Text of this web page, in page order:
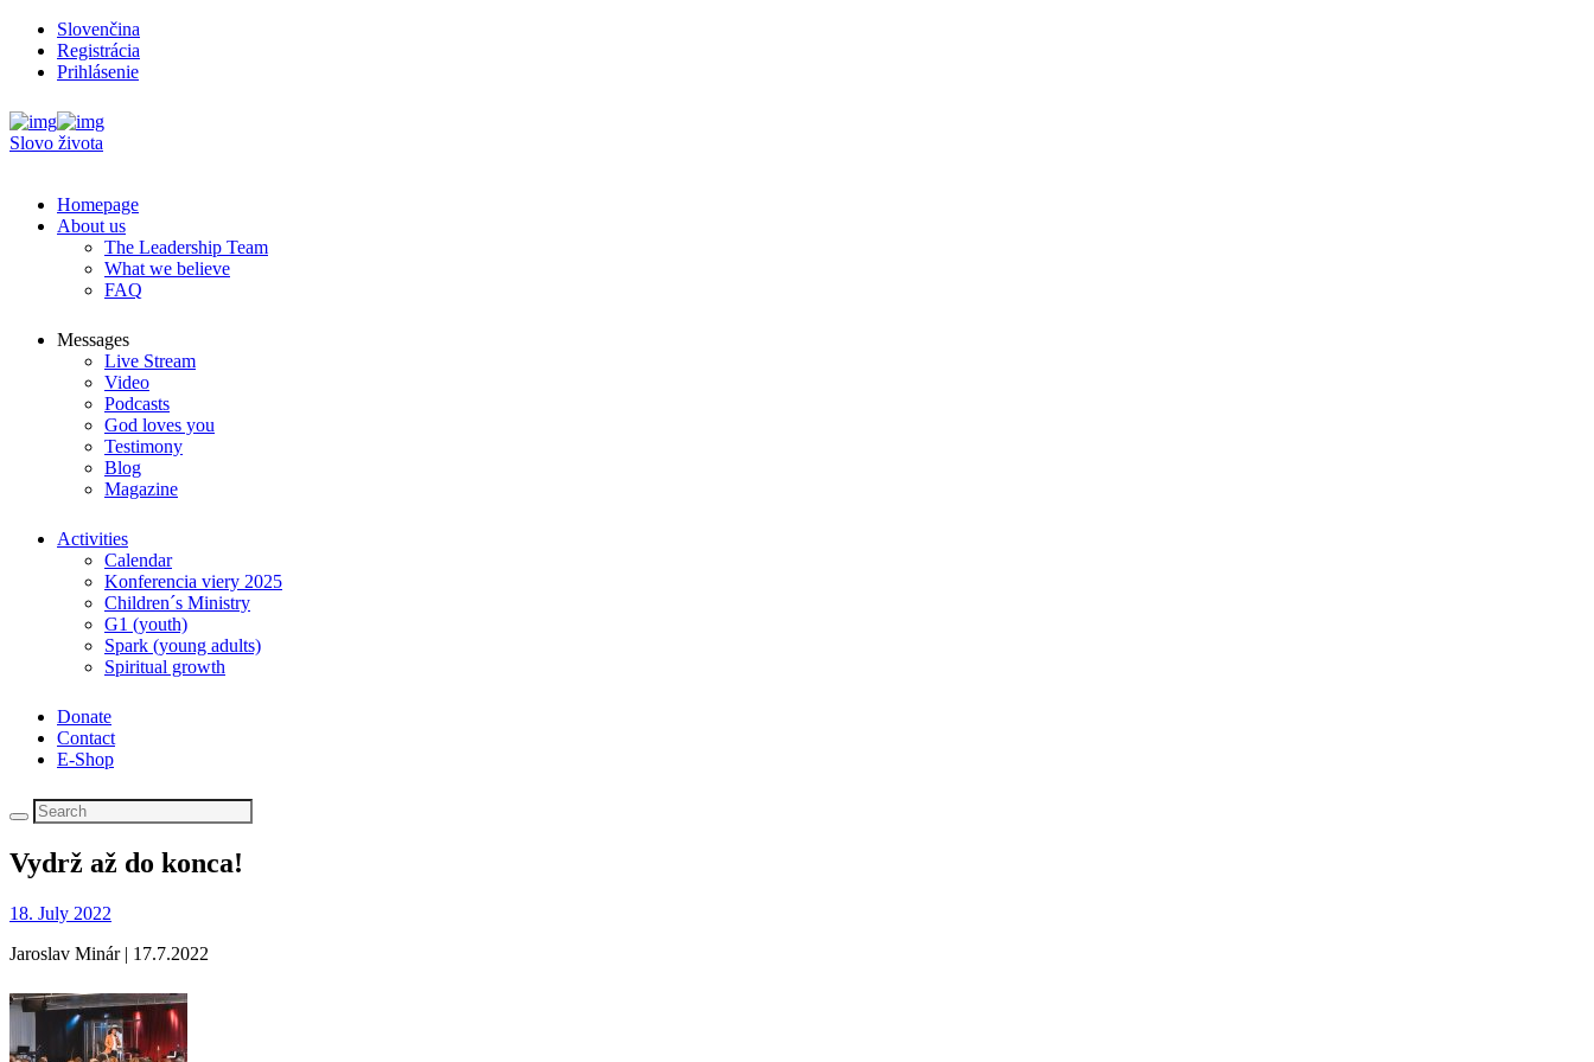
Slovenčina
Registrácia
Prihlásenie
Slovo života
Homepage
About us
The Leadership Team
What we believe
FAQ
Messages
Live Stream
Video
Podcasts
God loves you
Testimony
Blog
Magazine
Activities
Calendar
Konferencia viery 2025
Children´s Ministry
G1 (youth)
Spark (young adults)
Spiritual growth
Donate
Contact
E-Shop
Vydrž až do konca!
18. July 2022
Jaroslav Minár | 17.7.2022